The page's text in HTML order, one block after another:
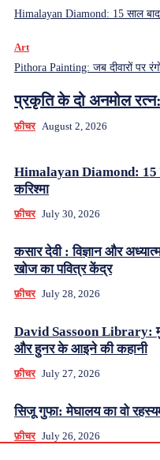
Himalayan Diamond: 15 साल
Art
Pithora Painting: जब दीवारों पर
प्रकृति के दो अनमोल
फ़ीचर August 2, 2026
Himalayan Diamond: 15
करिश्मा
फ़ीचर July 30, 2026
कसार देवी : विज्ञान और
खोज का पवित्र केंद्र
फ़ीचर July 28, 2026
David Sassoon Library:
और हुनर के आइने की कहानी
फ़ीचर July 27, 2026
सिजू गुफा: मेघालय का वो
फ़ीचर July 26, 2026